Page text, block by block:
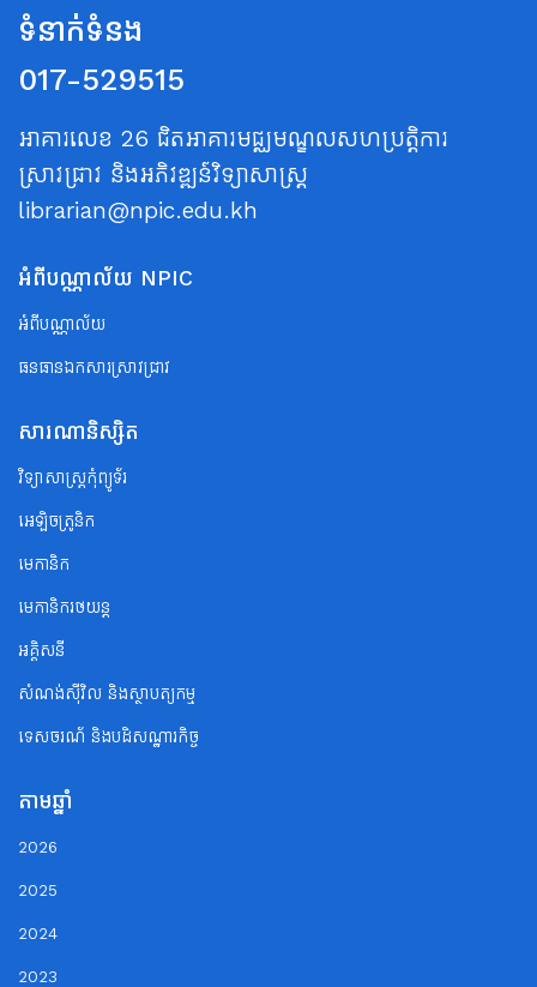
ទំនាក់ទំនង
017-529515
អាគារលេខ 26 ជិតអាគារមជ្ឈមណ្ឌលសហប្រត្តិការ
ស្រាវជ្រាវ និងអភិវឌ្ឍន៍វិទ្យាសាស្ត្រ
librarian@npic.edu.kh
អំពីបណ្ណាល័យ NPIC
អំពីបណ្ណាល័យ
ធនធានឯកសារស្រាវជ្រាវ
សារណានិស្សិត
វិទ្យាសាស្ត្រកុំព្យូទ័រ
អេឡិចត្រូនិក
មេកានិក
មេកានិករថយន្ត
អគ្គិសនី
សំណង់ស៊ីវិល និងស្ថាបត្យកម្ម
ទេសចរណ័ និងបដិសណ្ឋារកិច្ច
តាមឆ្នាំ
2026
2025
2024
2023